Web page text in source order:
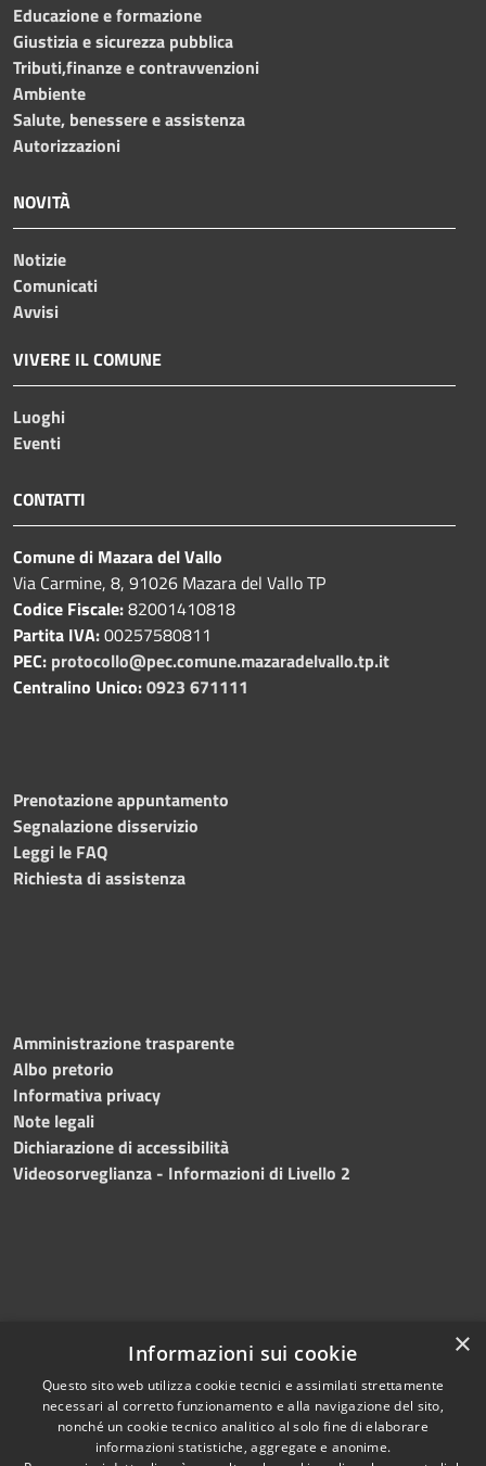
Educazione e formazione
Giustizia e sicurezza pubblica
Tributi,finanze e contravvenzioni
Ambiente
Salute, benessere e assistenza
Autorizzazioni
NOVITÀ
Notizie
Comunicati
Avvisi
VIVERE IL COMUNE
Luoghi
Eventi
CONTATTI
Comune di Mazara del Vallo
Via Carmine, 8, 91026 Mazara del Vallo TP
Codice Fiscale:82001410818
Partita IVA:00257580811
PEC: protocollo@pec.comune.mazaradelvallo.tp.it
Centralino Unico:0923 671111
Prenotazione appuntamento
Segnalazione disservizio
Leggi le FAQ
Richiesta di assistenza
Amministrazione trasparente
Albo pretorio
Informativa privacy
Note legali
Dichiarazione di accessibilità
Videosorveglianza - Informazioni di Livello 2
Accessibilità
Copyright © 2024 •
Comune di Mazara del
×
Informazioni sui cookie
Questo sito web utilizza cookie tecnici e assimilati strettamente
necessari al corretto funzionamento e alla navigazione del sito,
nonché un cookie tecnico analitico al solo fine di elaborare
informazioni statistiche, aggregate e anonime.